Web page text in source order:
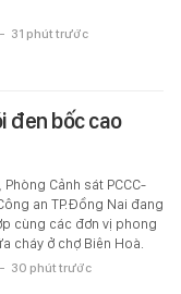
- 31 phút trước
đen bốc cao
Phòng Cảnh sát PCCC-
an TP.Đồng Nai đang
cùng các đơn vị phong
cháy ở chợ Biên Hoà.
- 30 phút trước